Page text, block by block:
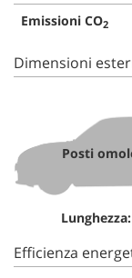
Emissioni CO2
Dimensioni
Posti
Efficienza